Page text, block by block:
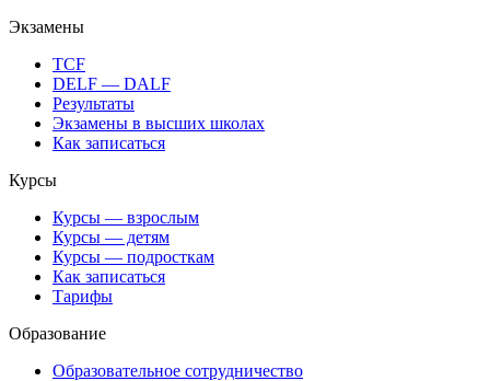
Экзамены
TCF
DELF — DALF
Результаты
Экзамены в высших школах
Как записаться
Курсы
Курсы — взрослым
Курсы — детям
Курсы — подросткам
Как записаться
Тарифы
Образование
Образовательное сотрудничество